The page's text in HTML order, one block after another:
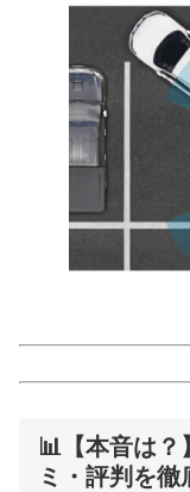
📊【本音は？
ミ・評判を徹